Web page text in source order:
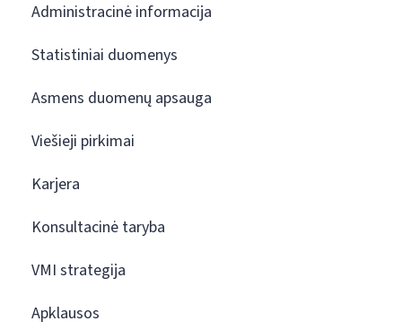
Administracinė informacija
Statistiniai duomenys
Asmens duomenų apsauga
Viešieji pirkimai
Karjera
Konsultacinė taryba
VMI strategija
Apklausos